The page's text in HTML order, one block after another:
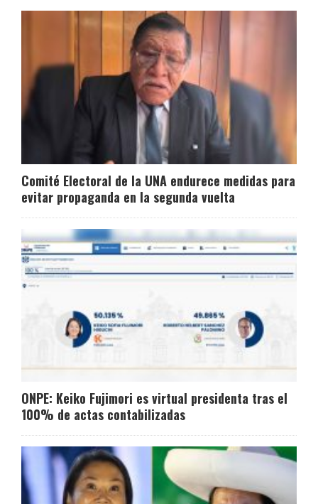
Comité Electoral de la UNA endurece medidas para
evitar propaganda en la segunda vuelta
ONPE: Keiko Fujimori es virtual presidenta tras el
100% de actas contabilizadas